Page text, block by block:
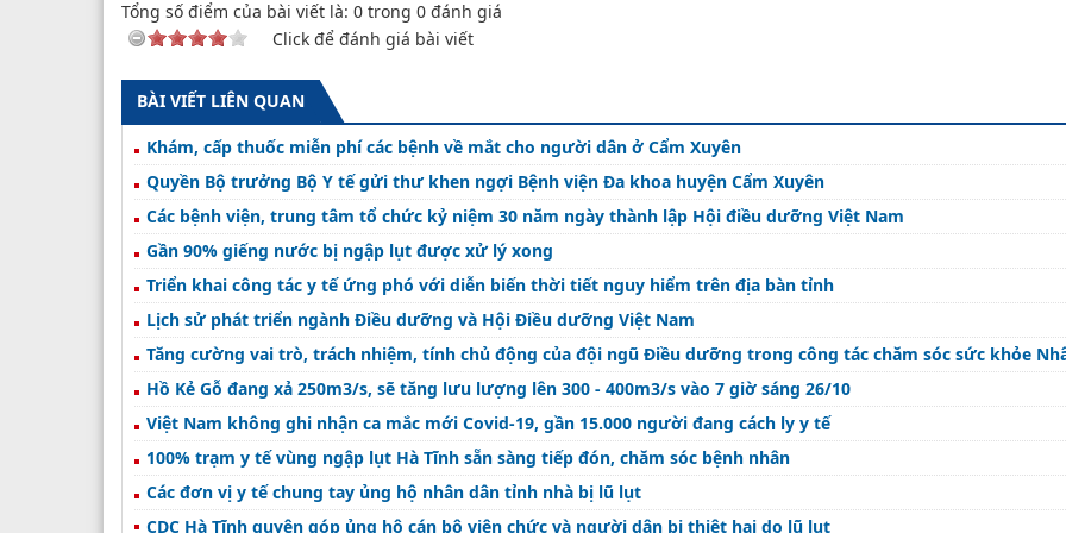
Tổng số điểm của bài viết là: 0 trong 0 đánh giá
Click để đánh giá bài viết
BÀI VIẾT LIÊN QUAN
Khám, cấp thuốc miễn phí các bệnh về mắt cho người dân ở Cẩm Xuyên
Quyền Bộ trưởng Bộ Y tế gửi thư khen ngợi Bệnh viện Đa khoa huyện Cẩm Xuyên
Các bệnh viện, trung tâm tổ chức kỷ niệm 30 năm ngày thành lập Hội điều dưỡng Việt Nam
Gần 90% giếng nước bị ngập lụt được xử lý xong
Triển khai công tác y tế ứng phó với diễn biến thời tiết nguy hiểm trên địa bàn tỉnh
Lịch sử phát triển ngành Điều dưỡng và Hội Điều dưỡng Việt Nam
Tăng cường vai trò, trách nhiệm, tính chủ động của đội ngũ Điều dưỡng trong công tác chăm sóc sức khỏe
Hồ Kẻ Gỗ đang xả 250m3/s, sẽ tăng lưu lượng lên 300 - 400m3/s vào 7 giờ sáng 26/10
Việt Nam không ghi nhận ca mắc mới Covid-19, gần 15.000 người đang cách ly y tế
100% trạm y tế vùng ngập lụt Hà Tĩnh sẵn sàng tiếp đón, chăm sóc bệnh nhân
Các đơn vị y tế chung tay ủng hộ nhân dân tỉnh nhà bị lũ lụt
CDC Hà Tĩnh quyên góp ủng hộ cán bộ viên chức và người dân bị thiệt hại do lũ lụt